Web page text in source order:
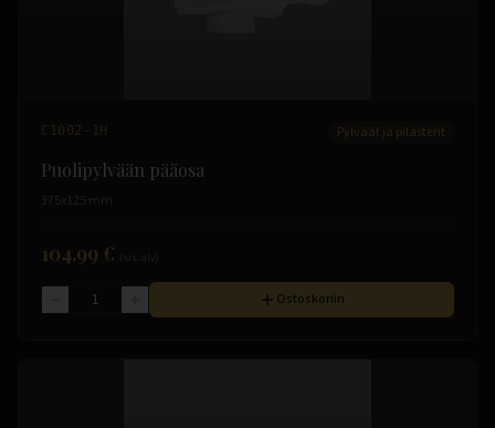
C1002-1H Pylväät ja pilasterit
Puolipylvään pääosa
375x125 mm
104.99 €
Ostoskoriin